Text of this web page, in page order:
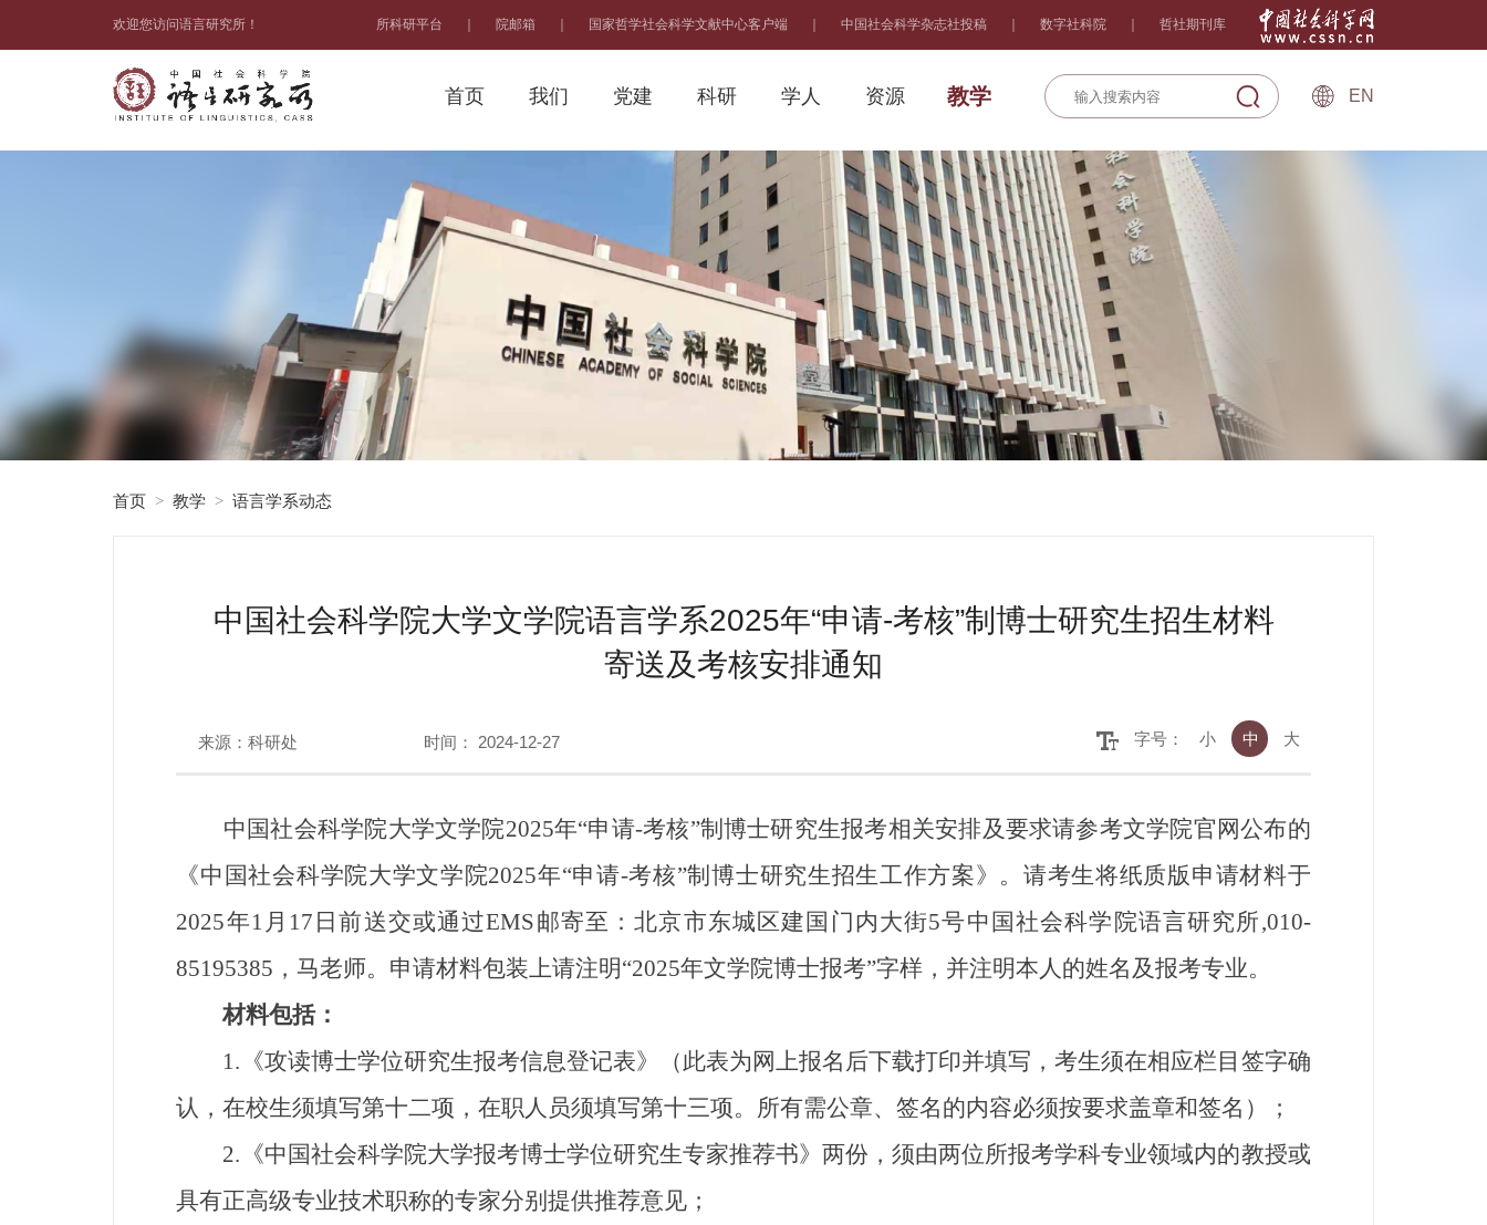
欢迎您访问语言研究所！ 所科研平台 院邮箱 国家哲学社会科学文献中心客户端 中国社会科学杂志社投稿 数字社科院 哲社期刊库
首页 我们 党建 科研 学人 资源 教学 EN
首页 > 教学 > 语言学系动态
中国社会科学院大学文学院语言学系2025年“申请-考核”制博士研究生招生材料
寄送及考核安排通知
来源：科研处 时间： 2024-12-27 字号： 小 中 大
中国社会科学院大学文学院2025年“申请-考核”制博士研究生报考相关安排及要求请参考文学院官网公布的
《中国社会科学院大学文学院2025年“申请-考核”制博士研究生招生工作方案》。请考生将纸质版申请材料于
2025年1月17日前送交或通过EMS邮寄至：北京市东城区建国门内大街5号中国社会科学院语言研究所,010-
85195385，马老师。申请材料包装上请注明“2025年文学院博士报考”字样，并注明本人的姓名及报考专业。
材料包括：
1.《攻读博士学位研究生报考信息登记表》（此表为网上报名后下载打印并填写，考生须在相应栏目签字确
认，在校生须填写第十二项，在职人员须填写第十三项。所有需公章、签名的内容必须按要求盖章和签名）；
2.《中国社会科学院大学报考博士学位研究生专家推荐书》两份，须由两位所报考学科专业领域内的教授或
具有正高级专业技术职称的专家分别提供推荐意见；